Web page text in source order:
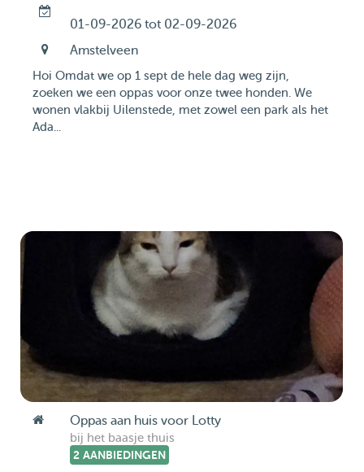
01-09-2026 tot 02-09-2026
Amstelveen
Hoi Omdat we op 1 sept de hele dag weg zijn,
zoeken we een oppas voor onze twee honden. We
wonen vlakbij Uilenstede, met zowel een park als het
Ada...
Oppas aan huis voor Lotty
bij het baasje thuis
2 AANBIEDINGEN